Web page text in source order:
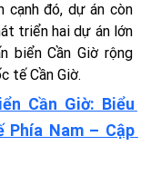
cạnh đó, dự án còn
triển hai dự án lớn
biển Cần Giờ rộng
tế Cần Giờ.
Cần Giờ: Biểu
Phía Nam – Cập